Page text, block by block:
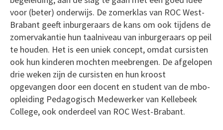
voor (beter) onderwijs. De zomerklas van ROC West-
Brabant geeft inburgeraars de kans om ook tijdens de
zomervakantie hun taalniveau van inburgeraars op peil
te houden. Het is een uniek concept, omdat cursisten
ook hun kinderen mochten meebrengen. De afgelopen
drie weken zijn de cursisten en hun kroost
opgevangen door een docent en student van de mbo-
opleiding Pedagogisch Medewerker van Kellebeek
College, ook onderdeel van ROC West-Brabant.